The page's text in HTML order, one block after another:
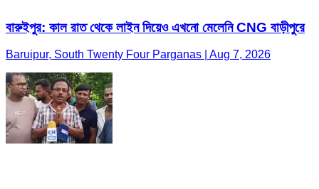
বারুইপুর: কাল রাত থেকে লাইন দিয়েও এখনো মেলেনি CNG বাড়ীপুরে
Baruipur, South Twenty Four Parganas | Aug 7, 2026